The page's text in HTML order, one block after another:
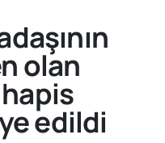
olan
hapis
edildi
Fikstür